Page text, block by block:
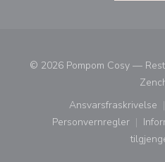
© 2026 Pompom Cosy —
Ansvarsfraskrivelse
((åpner i
Personvernregler
((åpner i et